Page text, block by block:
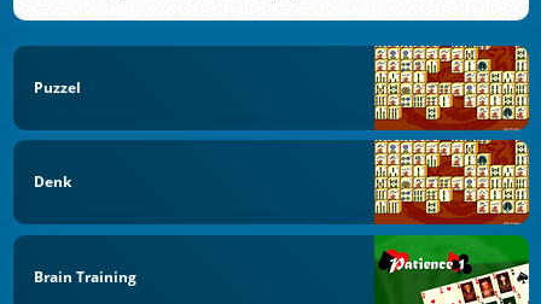
Puzzel
Denk
Brain Training